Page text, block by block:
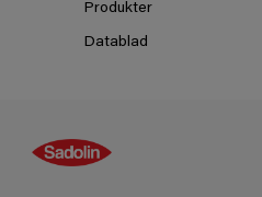
Produkter
Datablad